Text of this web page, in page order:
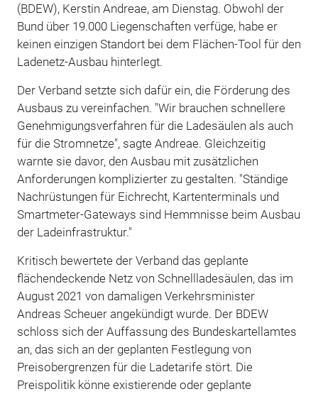
(BDEW), Kerstin Andreae, am Dienstag. Obwohl der
Bund über 19.000 Liegenschaften verfüge, habe er
keinen einzigen Standort bei dem Flächen-Tool für den
Ladenetz-Ausbau hinterlegt.
Der Verband setzte sich dafür ein, die Förderung des
Ausbaus zu vereinfachen. "Wir brauchen schnellere
Genehmigungsverfahren für die Ladesäulen als auch
für die Stromnetze", sagte Andreae. Gleichzeitig
warnte sie davor, den Ausbau mit zusätzlichen
Anforderungen komplizierter zu gestalten. "Ständige
Nachrüstungen für Eichrecht, Kartenterminals und
Smartmeter-Gateways sind Hemmnisse beim Ausbau
der Ladeinfrastruktur."
Kritisch bewertete der Verband das geplante
flächendeckende Netz von Schnellladesäulen, das im
August 2021 von damaligen Verkehrsminister
Andreas Scheuer angekündigt wurde. Der BDEW
schloss sich der Auffassung des Bundeskartellamtes
an, das sich an der geplanten Festlegung von
Preisobergrenzen für die Ladetarife stört. Die
Preispolitik könne existierende oder geplante